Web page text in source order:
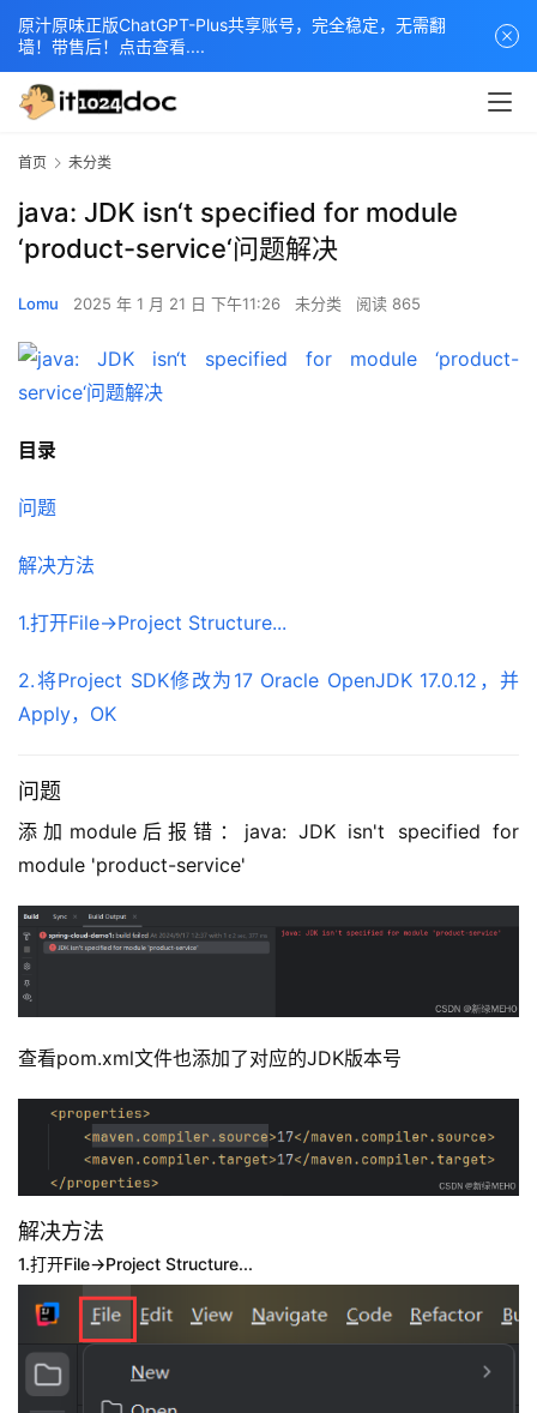
首页 未分类
java: JDK isn‘t specified for module
‘product-service‘问题解决
Lomu 2025 年 1 月 21 日 下午11:26 未分类 阅读 865
目录
问题
解决方法
1.打开File->Project Structure...
2.将Project SDK修改为17 Oracle OpenJDK 17.0.12，并
Apply，OK
问题
添加module后报错：java: JDK isn't specified for
module 'product-service'
查看pom.xml文件也添加了对应的JDK版本号
解决方法
1.打开File->Project Structure...
原汁原味正版ChatGPT-Plus共享账号，完全稳定，无需翻
墙！带售后！点击查看....